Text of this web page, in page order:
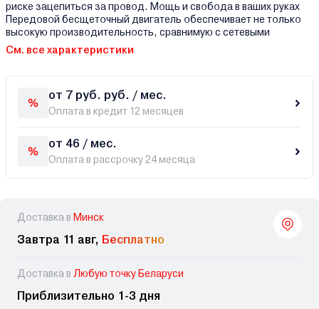
риске зацепиться за провод. Мощь и свобода в ваших руках
Передовой бесщеточный двигатель обеспечивает не только
высокую производительность, сравнимую с сетевыми
См. все характеристики
от 7 руб. руб. / мес.
Оплата в кредит 12 месяцев
от 46 / мес.
Оплата в рассрочку 24 месяца
Доставка в Минск
Завтра 11 авг, Бесплатно
Доставка в Любую точку Беларуси
Приблизительно 1-3 дня